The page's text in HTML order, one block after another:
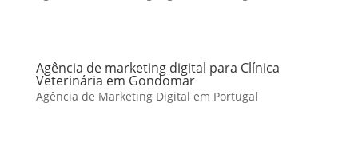
Agência de marketing digital para Clínica
Veterinária em Gondomar
Agência de Marketing Digital em Portugal